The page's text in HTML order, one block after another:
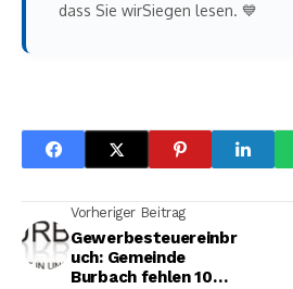
dass Sie wirSiegen lesen. 💙
Vorheriger Beitrag
Gewerbesteuereinbr
uch: Gemeinde
Burbach fehlen 10